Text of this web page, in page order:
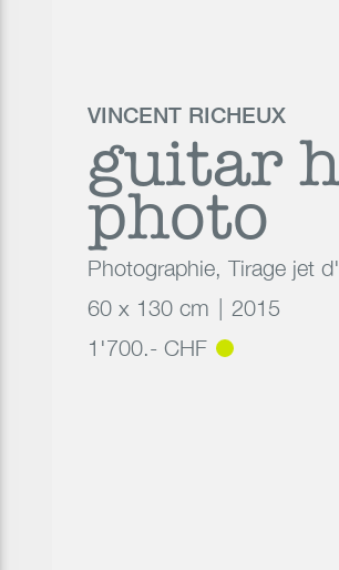
VINCENT RICHEUX
guitar
photo
Photographie Tirage jet
60 x 130 cm
2015
1'700.- CHF